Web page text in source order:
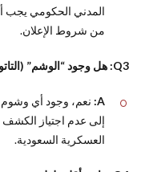
المدني الحكومي يجب
من شروط الإعلان.
Q3: هل وجود “الوشم” (التاتو) يمنع القبول؟
A: نعم، وجود أي وشوم
إلى عدم اجتياز الكشف
العسكرية السعودية.